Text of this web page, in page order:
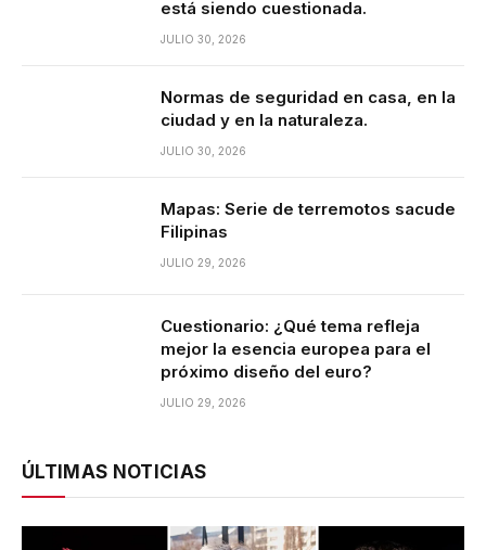
está siendo cuestionada.
JULIO 30, 2026
Normas de seguridad en casa, en la
ciudad y en la naturaleza.
JULIO 30, 2026
Mapas: Serie de terremotos sacude
Filipinas
JULIO 29, 2026
Cuestionario: ¿Qué tema refleja
mejor la esencia europea para el
próximo diseño del euro?
JULIO 29, 2026
ÚLTIMAS NOTICIAS